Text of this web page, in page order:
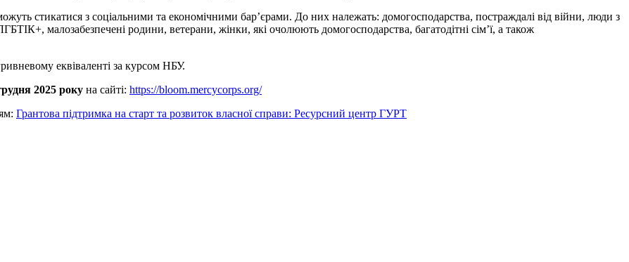
стикатися з соціальними та економічними бар’єрами. До них належать: домогосподарства, постраждалі від війни, люди з
малозабезпечені родини, ветерани, жінки, які очолюють домогосподарства, багатодітні сім’ї, а також
еквіваленті за курсом НБУ.
2025 року на сайті: https://bloom.mercycorps.org/
Грантова підтримка на старт та розвиток власної справи: Ресурсний центр ГУРТ